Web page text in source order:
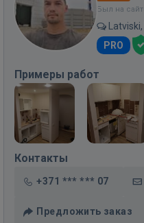
Был на
PRO
Примеры работ
Контакты
+371 *** *** 07
Предложить заказ